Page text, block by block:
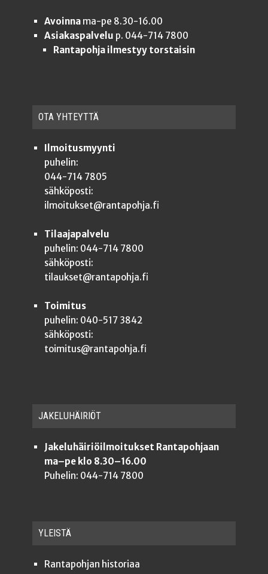
Avoinnama-pe 8.30-16.00
Asiakaspalvelu p. 044-714 7800
Rantapohja ilmestyy torstaisin
OTA YHTEYT­TÄ
Ilmoitusmyynti
puhelin:
044-714 7805
sähköposti:
ilmoitukset@rantapohja.fi
Tilaajapalvelu
puhelin: 044-714 7800
sähköposti:
tilaukset@rantapohja.fi
Toimitus
puhelin: 040-517 3842
sähköposti:
toimitus@rantapohja.fi
JAKE­LU­HÄI­RIÖT
Jakeluhäiriöilmoitukset Rantapohjaan
ma–pe klo 8.30–16.00
Puhelin: 044-714 7800
YLEISTÄ
Ran­ta­poh­jan historiaa